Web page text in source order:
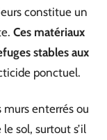
constitue un
Ces matériaux
stables aux
ponctuel.
murs enterrés ou
sol, surtout s’il